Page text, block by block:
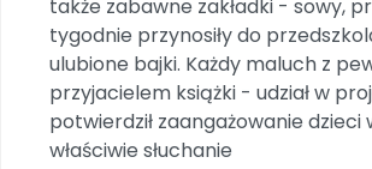
Przy zamówieniu prenumeraty
Zaplanuj rok przedszkolny
Materiały na nowy rok
Archiwalne numery
Nowości
Zapowiedzi
Polecamy
także zabawne zakładki - sowy,
tygodnie przynosiły do
ulubione bajki. Każdy maluch z
przyjacielem książki - udział w
potwierdził zaangażowanie dzieci
właściwie słuchanie